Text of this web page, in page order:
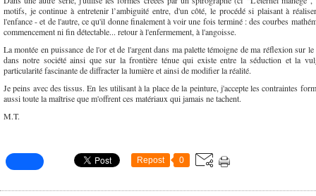
motifs, je continue à entretenir l’ambiguité entre, d'un côté, le procédé si plaisant à
l'enfance - et de l'autre, ce qu'il donne finalement à voir une fois terminé : des courbes
commencement ni fin détectable... retour à l'enfermement, à l'angoisse.
La montée en puissance de l'or et de l'argent dans ma palette témoigne de ma réflexion sur
dans notre société ainsi que sur la frontière ténue qui existe entre la séduction et la
particularité fascinante de diffracter la lumière et ainsi de modifier la réalité.
Je peins avec des tissus. En les utilisant à la place de la peinture, j'accepte les contraintes
aussi toute la maîtrise que m'offrent ces matériaux qui jamais ne tachent.
M.T.
Repost 0